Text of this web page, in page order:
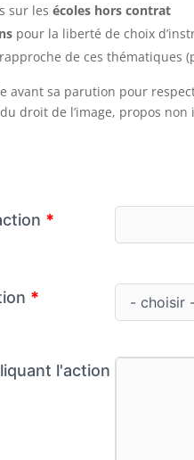
sur les écoles hors contrat
pour la liberté de choix
de ces thématiques
avant sa parution pour
droit de l’image, propos non
*
*
l'action